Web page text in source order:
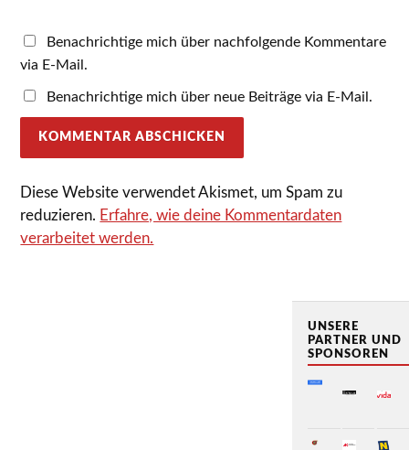
Benachrichtige mich über nachfolgende Kommentare
via E-Mail.
Benachrichtige mich über neue Beiträge via E-Mail.
Diese Website verwendet Akismet, um Spam zu
reduzieren. Erfahre, wie deine Kommentardaten
verarbeitet werden.
UNSERE
PARTNER UND
SPONSOREN